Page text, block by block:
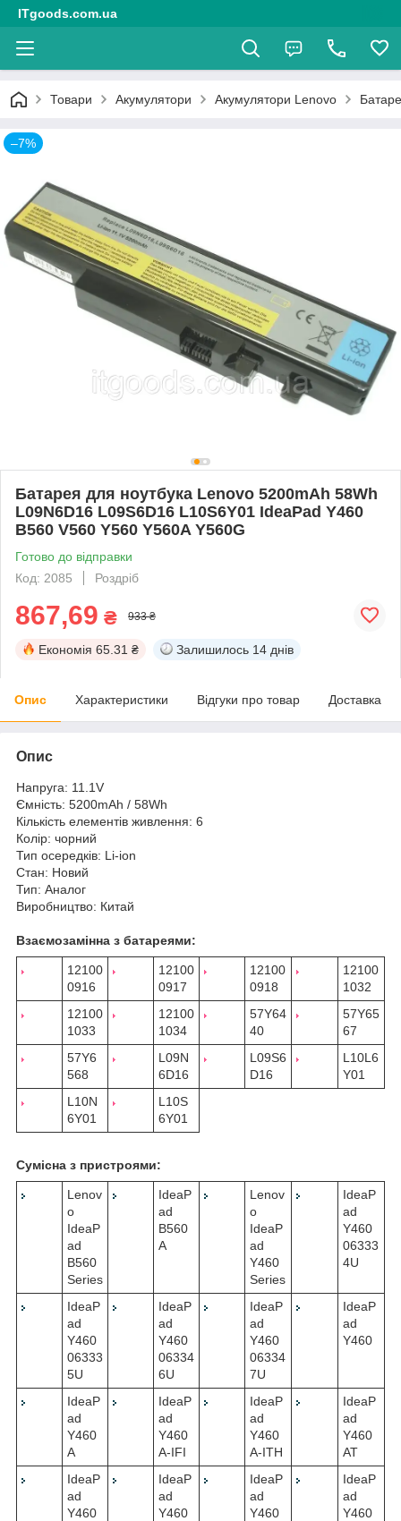
ITgoods.com.ua
Товари Акумулятори Акумулятори Lenovo
–7%
Батарея для ноутбука Lenovo 5200mAh 58Wh
L09N6D16 L09S6D16 L10S6Y01 IdeaPad Y460
B560 V560 Y560 Y560A Y560G
Готово до відправки
Код: 2085
Роздріб
867,69 ₴ 933 ₴
Економія 65.31 ₴ Залишилось 14 днів
Опис Характеристики Відгуки про товар Доставка
Опис
Напруга: 11.1V
Ємність: 5200mAh / 58Wh
Кількість елементів живлення: 6
Колір: чорний
Тип осередків: Li-ion
Стан: Новий
Тип: Аналог
Виробництво: Китай
Взаємозамінна з батареями:
12100
0916
12100
0917
12100
0918
12100
1032
12100
1033
12100
1034
57Y64
40
57Y65
67
57Y6
568
L09N
6D16
L09S6
D16
L10L6
Y01
L10N
6Y01
L10S
6Y01
Сумісна з пристроями:
Lenov
o
IdeaP
ad
B560
Series
IdeaP
ad
B560
A
Lenov
o
IdeaP
ad
Y460
Series
IdeaP
ad
Y460
06333
4U
IdeaP
ad
Y460
06333
5U
IdeaP
ad
Y460
06334
6U
IdeaP
ad
Y460
06334
7U
IdeaP
ad
Y460
IdeaP
ad
Y460
A
IdeaP
ad
Y460
A-IFI
IdeaP
ad
Y460
A-ITH
IdeaP
ad
Y460
AT
IdeaP
ad
Y460
IdeaP
ad
Y460
IdeaP
ad
Y460
IdeaP
ad
Y460